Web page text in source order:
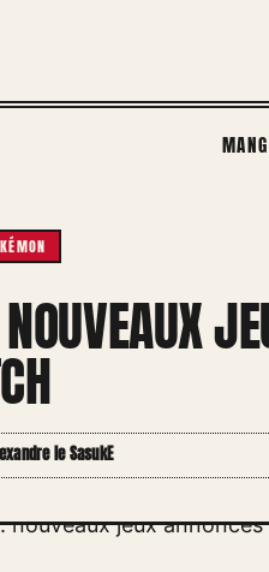
le SasukE